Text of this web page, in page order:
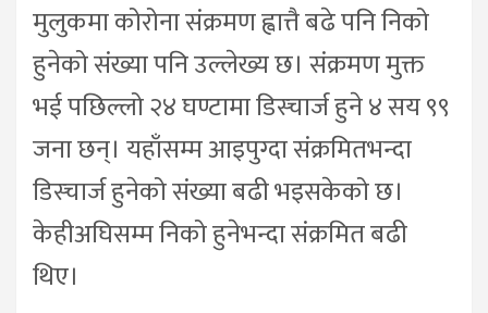
मुलुकमा कोरोना संक्रमण ह्वात्तै बढे पनि निको
हुनेको संख्या पनि उल्लेख्य छ। संक्रमण मुक्त
भई पछिल्लो २४ घण्टामा डिस्चार्ज हुने ४ सय ९९
जना छन्। यहाँसम्म आइपुग्दा संक्रमितभन्दा
डिस्चार्ज हुनेको संख्या बढी भइसकेको छ।
केहीअघिसम्म निको हुनेभन्दा संक्रमित बढी
थिए।